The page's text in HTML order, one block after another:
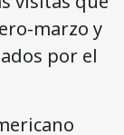
marzo y
por el